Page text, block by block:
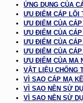
ỨNG DỤNG CỦA
ƯU ĐIỂM CÁP LÕI
ƯU ĐIỂM CỦA CÁP
ƯU ĐIỂM CỦA CÁP
ƯU ĐIỂM CỦA CÁP
ƯU ĐIỂM CỦA
ƯU ĐIỂM CỦA MA
VẬT LIỆU CHỐNG
VÌ SAO CÁP MẠ
VÌ SAO NÊN SỬ
VÌ SAO NÊN SỬ